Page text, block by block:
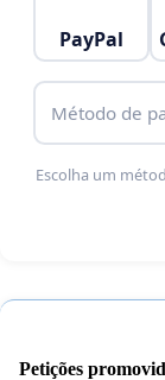
PayPal
Método de
Escolha um
Petições